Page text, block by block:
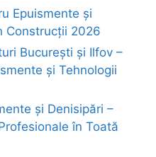
Epuismente și
Construcții 2026
București și Ilfov –
și Tehnologii
și Denisipări –
în Toată